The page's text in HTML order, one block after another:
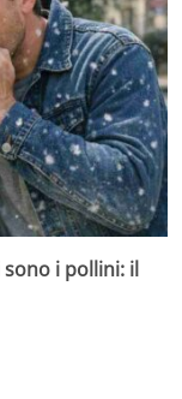
i pollini: il